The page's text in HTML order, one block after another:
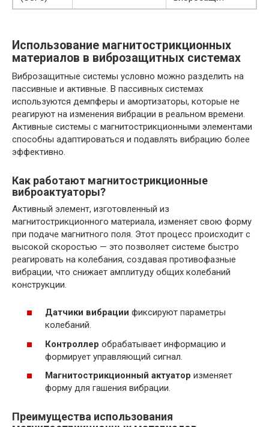
Использование магнитострикционных
материалов в виброзащитных системах
Виброзащитные системы условно можно разделить на
пассивные и активные. В пассивных системах
используются демпферы и амортизаторы, которые не
реагируют на изменения вибрации в реальном времени.
Активные системы с магнитострикционными элементами
способны адаптироваться и подавлять вибрацию более
эффективно.
Как работают магнитострикционные
виброактуаторы?
Активный элемент, изготовленный из
магнитострикционного материала, изменяет свою форму
при подаче магнитного поля. Этот процесс происходит с
высокой скоростью — это позволяет системе быстро
реагировать на колебания, создавая противофазные
вибрации, что снижает амплитуду общих колебаний
конструкции.
Датчики вибрации фиксируют параметры
колебаний.
Контроллер обрабатывает информацию и
формирует управляющий сигнал.
Магнитострикционный актуатор изменяет
форму для гашения вибрации.
Преимущества использования